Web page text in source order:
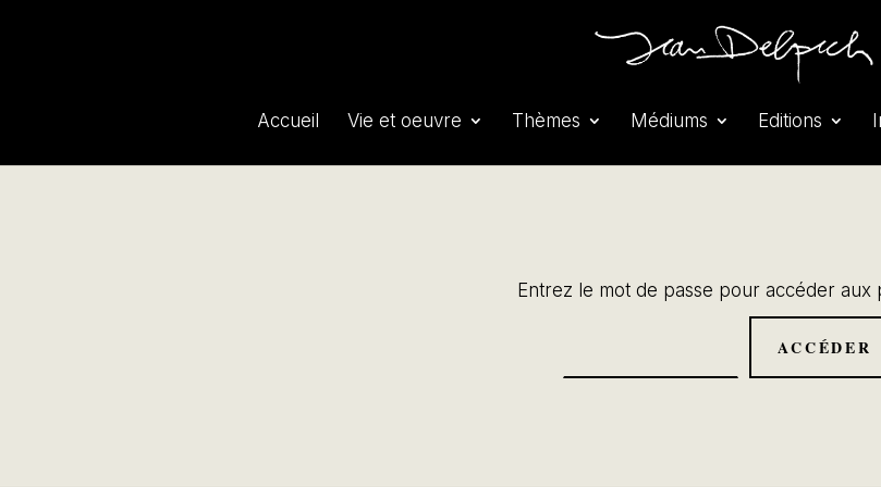
Accueil Vie et oeuvre Thèmes Médiums Editions
Entrez le mot de passe pour accéder aux